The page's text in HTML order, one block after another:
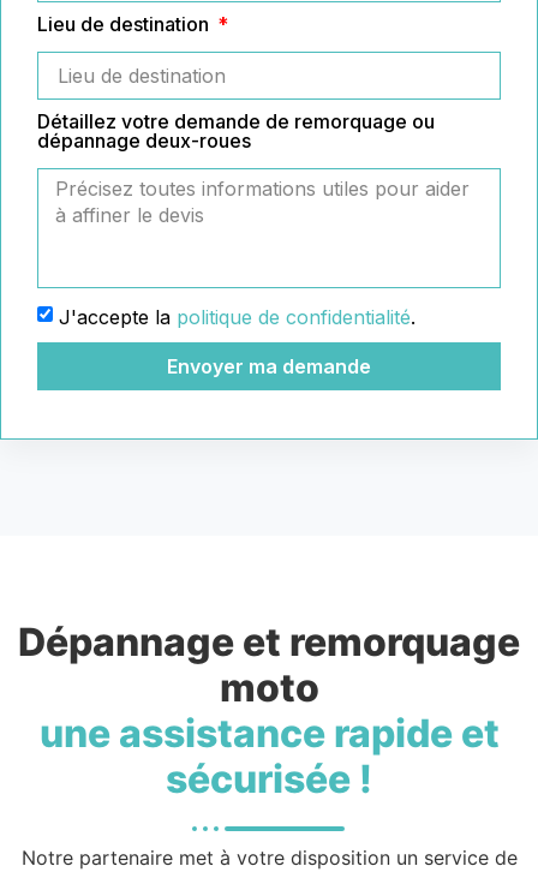
Lieu de destination
Détaillez votre demande de remorquage ou
dépannage deux-roues
J'accepte la politique de confidentialité.
Envoyer ma demande
Dépannage et remorquage
moto
une assistance rapide et
sécurisée !
Notre partenaire met à votre disposition un service de